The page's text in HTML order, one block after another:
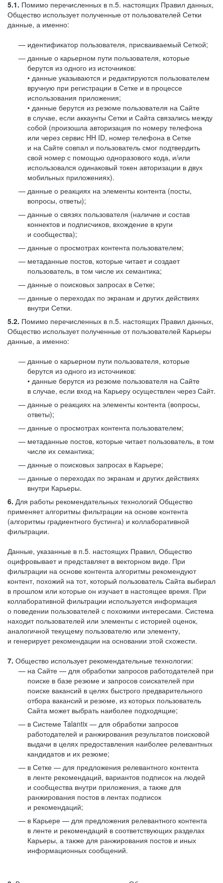
5.1. Помимо перечисленных в п.5. настоящих Правил данных,
Общество использует полученные от пользователей Сетки
данные, а именно:
идентификатор пользователя, присваиваемый Сеткой;
данные о карьерном пути пользователя, которые
берутся из одного из источников:
• данные указываются и редактируются пользователем
вручную при регистрации в Сетке и в процессе
использования приложения;
• данные берутся из резюме пользователя на Сайте
в случае, если аккаунты Сетки и Сайта связались между
собой (произошла авторизация по номеру телефона
или через сервис HH ID, номер телефона в Сетке
и на Сайте совпал и пользователь смог подтвердить
свой номер с помощью одноразового кода, и/или
использовался одинаковый токен авторизации в двух
мобильных приложениях).
данные о реакциях на элементы контента (посты,
вопросы, ответы);
данные о связях пользователя (наличие и состав
коннектов и подписчиков, вхождение в круги
и сообщества);
данные о просмотрах контента пользователем;
метаданные постов, которые читает и создает
пользователь, в том числе их семантика;
данные о поисковых запросах в Сетке;
данные о переходах по экранам и других действиях
внутри Сетки.
5.2. Помимо перечисленных в п.5. настоящих Правил данных,
Общество использует полученные от пользователей Карьеры
данные, а именно:
данные о карьерном пути пользователя, которые
берутся из одного из источников:
• данные берутся из резюме пользователя на Сайте
в случае, если вход на Карьеру осуществлен через Сайт.
данные о реакциях на элементы контента (вопросы,
ответы);
данные о просмотрах контента пользователем;
метаданные постов, которые читает пользователь, в том
числе их семантика;
данные о поисковых запросах в Карьере;
данные о переходах по экранам и других действиях
внутри Карьеры.
6. Для работы рекомендательных технологий Общество
применяет алгоритмы фильтрации на основе контента
(алгоритмы градиентного бустинга) и коллаборативной
фильтрации.
Данные, указанные в п.5. настоящих Правил, Общество
оцифровывает и представляет в векторном виде. При
фильтрации на основе контента алгоритмы рекомендуют
контент, похожий на тот, который пользователь Сайта выбирал
в прошлом или которые он изучает в настоящее время. При
коллаборативной фильтрации используется информация
о поведении пользователей с похожими интересами. Система
находит пользователей или элементы с историей оценок,
аналогичной текущему пользователю или элементу,
и генерирует рекомендации на основании этой схожести.
7. Общество использует рекомендательные технологии:
на Сайте — для обработки запросов работодателей при
поиске в базе резюме и запросов соискателей при
поиске вакансий в целях быстрого предварительного
отбора вакансий и резюме, из которых пользователь
Сайта может выбрать наиболее подходящие;
в Системе Talantix — для обработки запросов
работодателей и ранжирования результатов поисковой
выдачи в целях предоставления наиболее релевантных
кандидатов и их резюме;
в Сетке — для предложения релевантного контента
в ленте рекомендаций, вариантов подписок на людей
и сообщества внутри приложения, а также для
ранжирования постов в лентах подписок
и рекомендаций;
в Карьере — для предложения релевантного контента
в ленте и рекомендаций в соответствующих разделах
Карьеры, а также для ранжирования постов и иных
информационных сообщений.